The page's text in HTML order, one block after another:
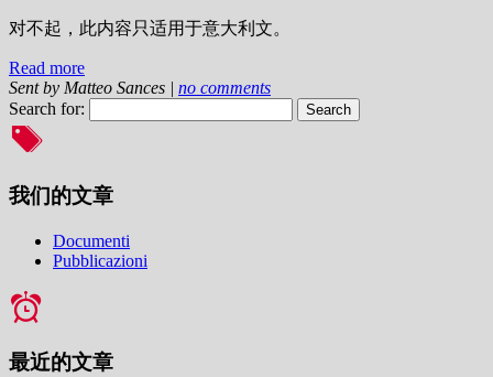
对不起，此内容只适用于意大利文。
Read more
Sent by Matteo Sances | no comments
Search for:
我们的文章
Documenti
Pubblicazioni
最近的文章